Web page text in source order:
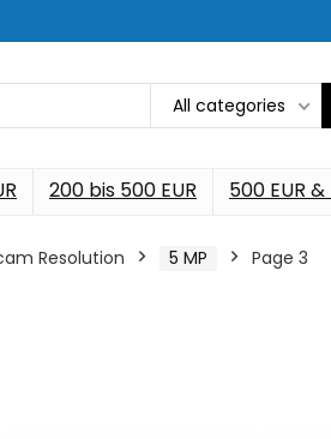
All categories
200 bis 500 EUR 500 EUR
Resolution ‎5 MP Page 3